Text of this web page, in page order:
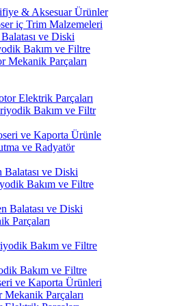
& Aksesuar Ürünler
iç Trim Malzemeleri
ve Diski
Bakım ve Filtre
Mekanik Parçaları
Elektrik Parçaları
Bakım ve Filtr
ve Kaporta Ürünle
ve Radyatör
Balatası ve Diski
Bakım ve Filtre
Balatası ve Diski
Parçaları
Bakım ve Filtre
Bakım ve Filtre
ve Kaporta Ürünleri
Parçaları